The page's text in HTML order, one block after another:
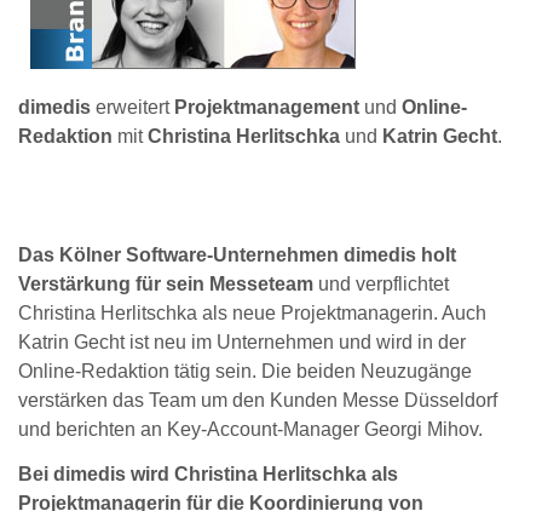
dimedis erweitert Projektmanagement und Online-
Redaktion mitChristina Herlitschka und Katrin Gecht.
Das Kölner Software-Unternehmen dimedis holt
Verstärkung für sein Messeteam und verpflichtet
Christina Herlitschka als neue Projektmanagerin. Auch
Katrin Gecht ist neu im Unternehmen und wird in der
Online-Redaktion tätig sein. Die beiden Neuzugänge
verstärken das Team um den Kunden Messe Düsseldorf
und berichten an Key-Account-Manager Georgi Mihov.
Bei dimedis wird Christina Herlitschka als
Projektmanagerin für die Koordinierung von